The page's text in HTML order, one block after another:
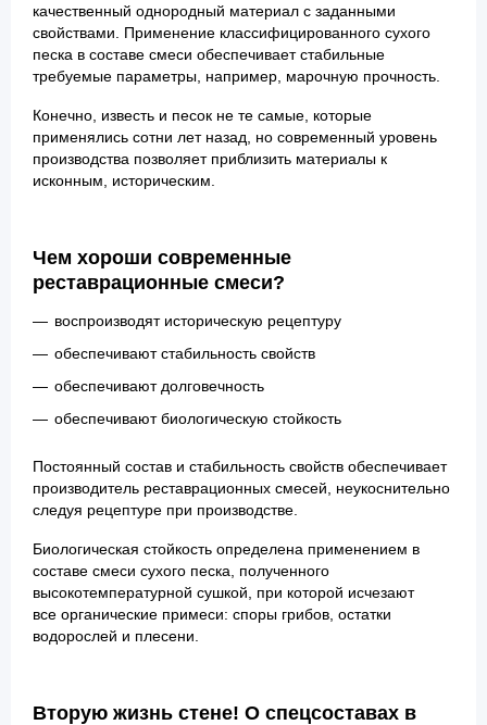
качественный однородный материал с заданными
свойствами. Применение классифицированного сухого
песка в составе смеси обеспечивает стабильные
требуемые параметры, например, марочную прочность.
Конечно, известь и песок не те самые, которые
применялись сотни лет назад, но современный уровень
производства позволяет приблизить материалы к
исконным, историческим.
Чем хороши современные
реставрационные смеси?
воспроизводят историческую рецептуру
обеспечивают стабильность свойств
обеспечивают долговечность
обеспечивают биологическую стойкость
Постоянный состав и стабильность свойств обеспечивает
производитель реставрационных смесей, неукоснительно
следуя рецептуре при производстве.
Биологическая стойкость определена применением в
составе смеси сухого песка, полученного
высокотемпературной сушкой, при которой исчезают
все органические примеси: споры грибов, остатки
водорослей и плесени.
Вторую жизнь стене! О спецсоставах в